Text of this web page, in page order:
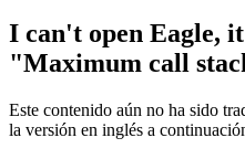
I can't open Eagle,
"Maximum call
Este contenido aún no ha sido
la versión en inglés a